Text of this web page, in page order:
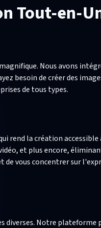
Tout-en-
Nous avons
besoin de créer des
de tous types.
rend la création
et plus encore,
vous concentrer sur
Notre plateforme